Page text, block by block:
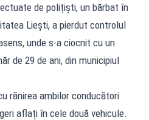
de polițiști, un bărbat în
Liești, a pierdut controlul
unde s-a ciocnit cu un
de 29 de ani, din municipiul
rănirea ambilor conducători
aflați în cele două vehicule.